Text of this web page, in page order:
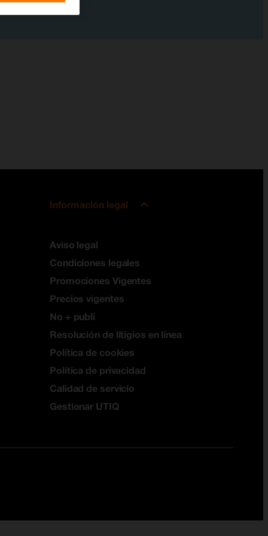
Información legal
Aviso legal
Condiciones legales
Promociones Vigentes
Precios vigentes
No + publi
Resolución de litigios en línea
Política de cookies
Política de privacidad
Calidad de servicio
Gestionar UTIQ